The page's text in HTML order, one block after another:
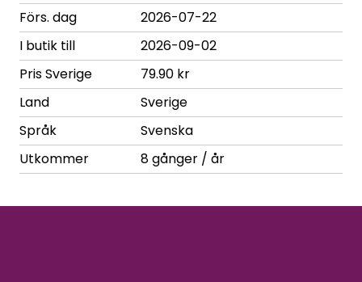
Förs. dag
2026-07-22
I butik till
2026-09-02
Pris Sverige
79.90 kr
Land
Sverige
Språk
Svenska
Utkommer
8 gånger / år